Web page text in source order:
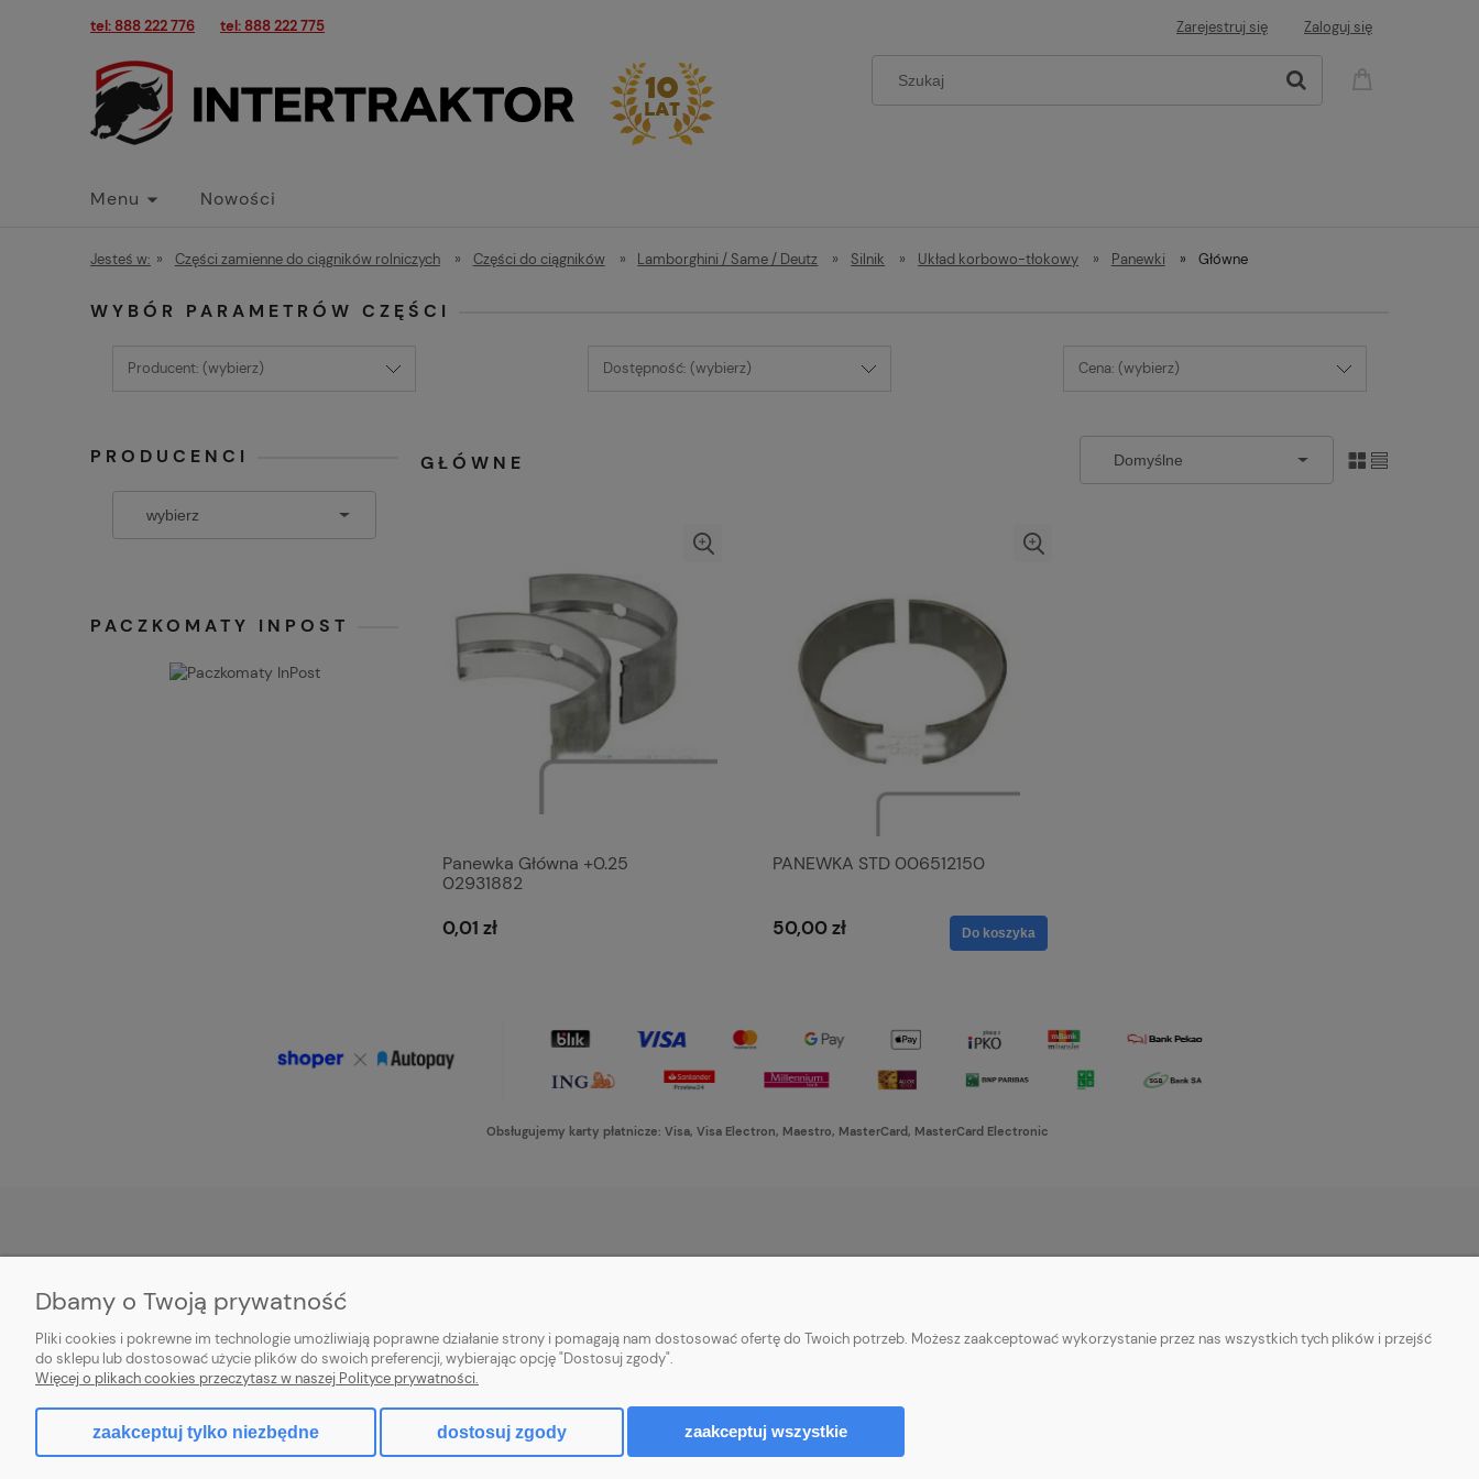
tel: 888 222 776 tel: 888 222 775 Zarejestruj się Zaloguj się
Menu Nowości
Jesteś w: » Części zamienne do ciągników rolniczych » Części do ciągników » Lamborghini / Same / Deutz » Silnik » Układ korbowo-tłokowy » Panewki » Główne
WYBÓR PARAMETRÓW CZĘŚCI
Producent: (wybierz) Dostępność: (wybierz) Cena: (wybierz)
PRODUCENCI
PACZKOMATY INPOST
GŁÓWNE
Panewka Główna +0.25
02931882
0,01 zł
PANEWKA STD 006512150
50,00 zł Do koszyka
Obsługujemy karty płatnicze: Visa, Visa Electron, Maestro, MasterCard, MasterCard Electronic
Zwroty i reklamacje
Aplikacja
Regulamin
Ustawienia konta
Przechowalnia
Czas i koszty dostawy
Polityka prywatności
O firmie
Dbamy o Twoją prywatność
Pliki cookies i pokrewne im technologie umożliwiają poprawne działanie strony i pomagają nam dostosować ofertę do Twoich potrzeb. Możesz zaakceptować wykorzystanie przez nas wszystkich tych plików i przejść
do sklepu lub dostosować użycie plików do swoich preferencji, wybierając opcję "Dostosuj zgody".
Więcej o plikach cookies przeczytasz w naszej Polityce prywatności.
zaakceptuj tylko niezbędne dostosuj zgody zaakceptuj wszystkie